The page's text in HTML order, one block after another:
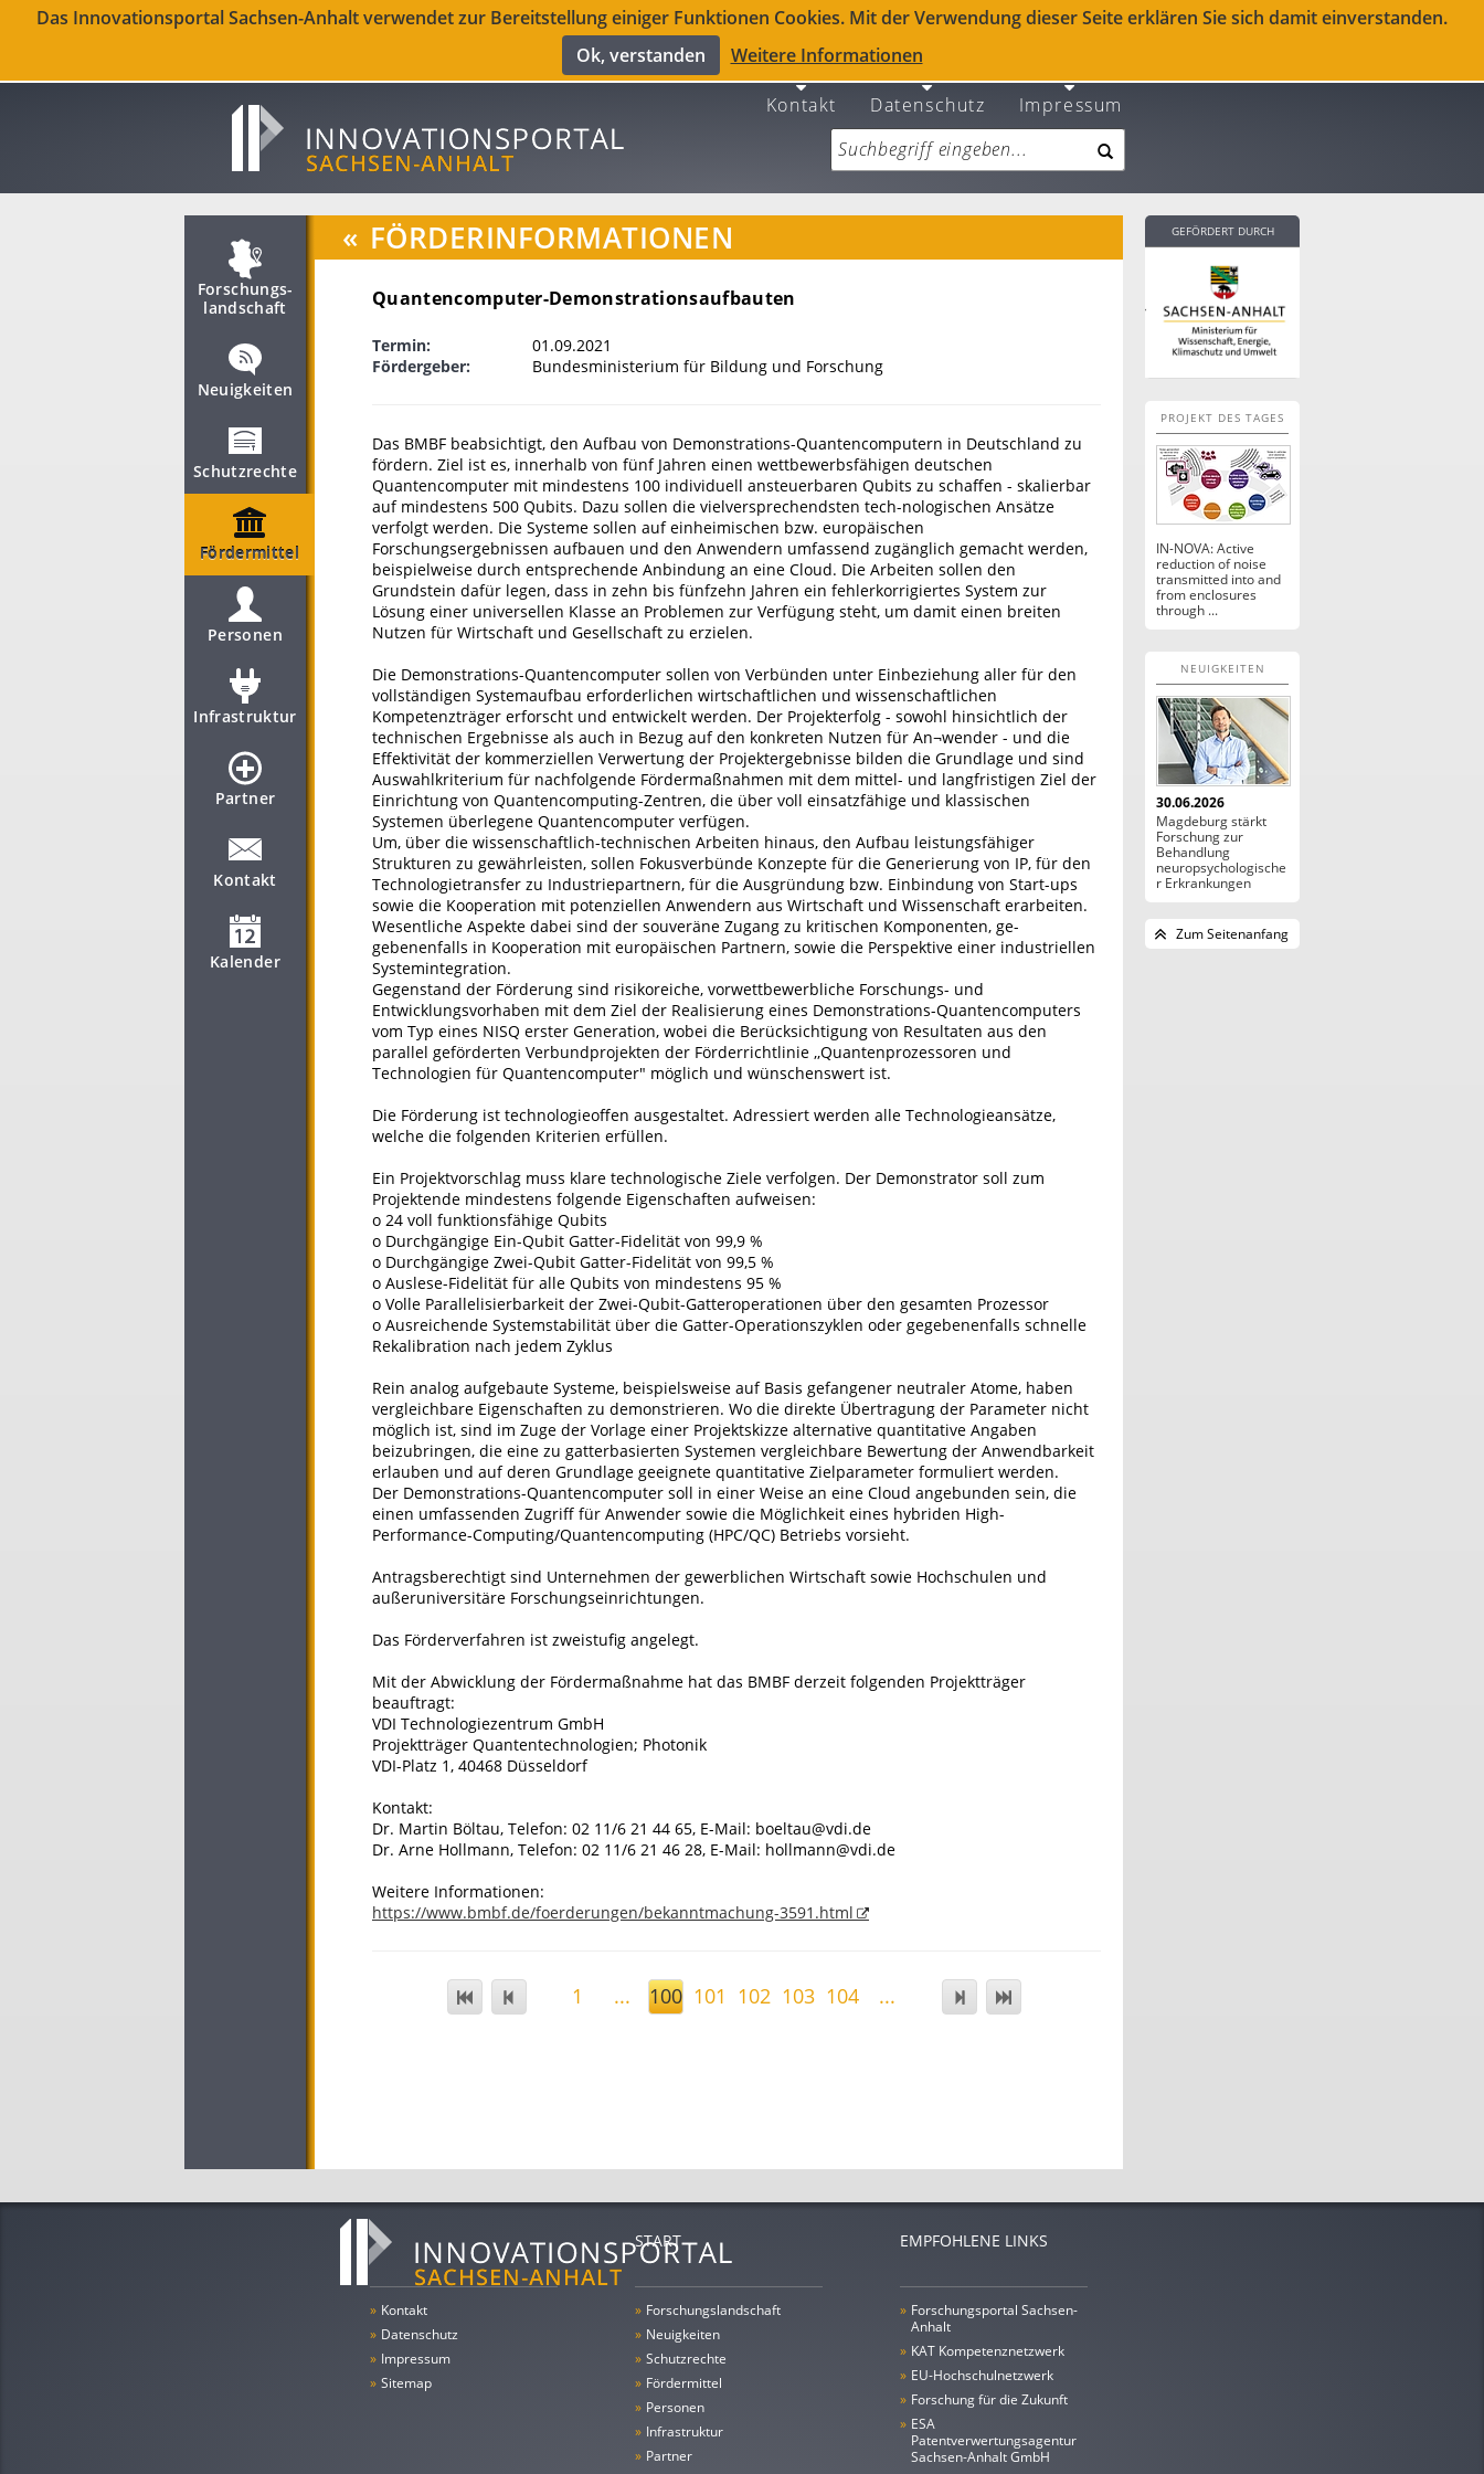
Das Innovationsportal Sachsen-Anhalt verwendet zur Bereitstellung einiger Funktionen Cookies. Mit der Verwendung dieser Seite erklären Sie sich damit einverstanden.
Ok, verstanden
Weitere Informationen
Kontakt Datenschutz Impressum
Forschungs­
landschaft
Neuigkeiten
Schutzrechte
Fördermittel
Personen
Infrastruktur
Partner
Kontakt
Kalender
« FÖRDERINFORMATIONEN
Quantencomputer-Demonstrationsaufbauten
Termin:
01.09.2021
Fördergeber:
Bundesministerium für Bildung und Forschung
Das BMBF beabsichtigt, den Aufbau von Demonstrations-Quantencomputern in Deutschland zu
fördern. Ziel ist es, innerhalb von fünf Jahren einen wettbewerbsfähigen deutschen
Quantencomputer mit mindestens 100 individuell ansteuerbaren Qubits zu schaffen - skalierbar
auf mindestens 500 Qubits. Dazu sollen die vielversprechendsten tech-nologischen Ansätze
verfolgt werden. Die Systeme sollen auf einheimischen bzw. europäischen
Forschungsergebnissen aufbauen und den Anwendern umfassend zugänglich gemacht werden,
beispielweise durch entsprechende Anbindung an eine Cloud. Die Arbeiten sollen den
Grundstein dafür legen, dass in zehn bis fünfzehn Jahren ein fehlerkorrigiertes System zur
Lösung einer universellen Klasse an Problemen zur Verfügung steht, um damit einen breiten
Nutzen für Wirtschaft und Gesellschaft zu erzielen.
Die Demonstrations-Quantencomputer sollen von Verbünden unter Einbeziehung aller für den
vollständigen Systemaufbau erforderlichen wirtschaftlichen und wissenschaftlichen
Kompetenzträger erforscht und entwickelt werden. Der Projekterfolg - sowohl hinsichtlich der
technischen Ergebnisse als auch in Bezug auf den konkreten Nutzen für An¬wender - und die
Effektivität der kommerziellen Verwertung der Projektergebnisse bilden die Grundlage und sind
Auswahlkriterium für nachfolgende Fördermaßnahmen mit dem mittel- und langfristigen Ziel der
Einrichtung von Quantencomputing-Zentren, die über voll einsatzfähige und klassischen
Systemen überlegene Quantencomputer verfügen.
Um, über die wissenschaftlich-technischen Arbeiten hinaus, den Aufbau leistungsfähiger
Strukturen zu gewährleisten, sollen Fokusverbünde Konzepte für die Generierung von IP, für den
Technologietransfer zu Industriepartnern, für die Ausgründung bzw. Einbindung von Start-ups
sowie die Kooperation mit potenziellen Anwendern aus Wirtschaft und Wissenschaft erarbeiten.
Wesentliche Aspekte dabei sind der souveräne Zugang zu kritischen Komponenten, ge-
gebenenfalls in Kooperation mit europäischen Partnern, sowie die Perspektive einer industriellen
Systemintegration.
Gegenstand der Förderung sind risikoreiche, vorwettbewerbliche Forschungs- und
Entwicklungsvorhaben mit dem Ziel der Realisierung eines Demonstrations-Quantencomputers
vom Typ eines NISQ erster Generation, wobei die Berücksichtigung von Resultaten aus den
parallel geförderten Verbundprojekten der Förderrichtlinie ,,Quantenprozessoren und
Technologien für Quantencomputer" möglich und wünschenswert ist.
Die Förderung ist technologieoffen ausgestaltet. Adressiert werden alle Technologieansätze,
welche die folgenden Kriterien erfüllen.
Ein Projektvorschlag muss klare technologische Ziele verfolgen. Der Demonstrator soll zum
Projektende mindestens folgende Eigenschaften aufweisen:
o 24 voll funktionsfähige Qubits
o Durchgängige Ein-Qubit Gatter-Fidelität von 99,9 %
o Durchgängige Zwei-Qubit Gatter-Fidelität von 99,5 %
o Auslese-Fidelität für alle Qubits von mindestens 95 %
o Volle Parallelisierbarkeit der Zwei-Qubit-Gatteroperationen über den gesamten Prozessor
o Ausreichende Systemstabilität über die Gatter-Operationszyklen oder gegebenenfalls schnelle
Rekalibration nach jedem Zyklus
Rein analog aufgebaute Systeme, beispielsweise auf Basis gefangener neutraler Atome, haben
vergleichbare Eigenschaften zu demonstrieren. Wo die direkte Übertragung der Parameter nicht
möglich ist, sind im Zuge der Vorlage einer Projektskizze alternative quantitative Angaben
beizubringen, die eine zu gatterbasierten Systemen vergleichbare Bewertung der Anwendbarkeit
erlauben und auf deren Grundlage geeignete quantitative Zielparameter formuliert werden.
Der Demonstrations-Quantencomputer soll in einer Weise an eine Cloud angebunden sein, die
einen umfassenden Zugriff für Anwender sowie die Möglichkeit eines hybriden High-
Performance-Computing/Quantencomputing (HPC/QC) Betriebs vorsieht.
Antragsberechtigt sind Unternehmen der gewerblichen Wirtschaft sowie Hochschulen und
außeruniversitäre Forschungseinrichtungen.
Das Förderverfahren ist zweistufig angelegt.
Mit der Abwicklung der Fördermaßnahme hat das BMBF derzeit folgenden Projektträger
beauftragt:
VDI Technologiezentrum GmbH
Projektträger Quantentechnologien; Photonik
VDI-Platz 1, 40468 Düsseldorf
Kontakt:
Dr. Martin Böltau, Telefon: 02 11/6 21 44 65, E-Mail: boeltau@vdi.de
Dr. Arne Hollmann, Telefon: 02 11/6 21 46 28, E-Mail: hollmann@vdi.de
Weitere Informationen:
https://www.bmbf.de/foerderungen/bekanntmachung-3591.html
1 ... 100 101 102 103 104 ...
GEFÖRDERT DURCH
PROJEKT DES TAGES
IN-NOVA: Active
reduction of noise
transmitted into and
from enclosures
through ...
NEUIGKEITEN
30.06.2026
Magdeburg stärkt
Forschung zur
Behandlung
neuropsychologische
r Erkrankungen
Zum Seitenanfang
» Kontakt
» Datenschutz
» Impressum
» Sitemap
START
» Forschungs­landschaft
» Neuigkeiten
» Schutzrechte
» Fördermittel
» Personen
» Infrastruktur
» Partner
EMPFOHLENE LINKS
» Forschungsportal Sachsen-
Anhalt
» KAT Kompetenznetzwerk
» EU-Hochschulnetzwerk
» Forschung für die Zukunft
» ESA
Patentverwertungsagentur
Sachsen-Anhalt GmbH